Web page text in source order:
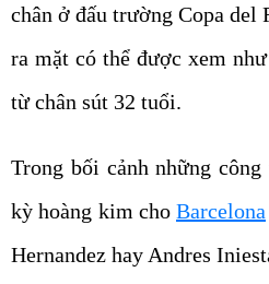
chân ở đấu trường Copa del
ra mặt có thể được xem
từ chân sút 32 tuổi.
Trong bối cảnh những
kỳ hoàng kim cho Barcelona
Hernandez hay Andres